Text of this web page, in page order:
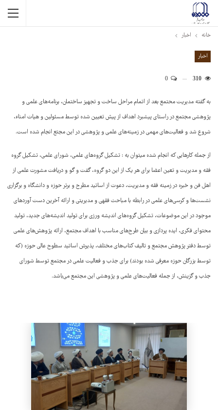
خانه اخبار
اخبار
310
به گفته مدیریت محتمع بعد از اتمام مراحل ساخت و تجهیز ساختمان، برنامه‌های علمی و
پژوهشی مجتمع در راستای پیشبرد اهداف از پیش تعیین شده توسط مسئولین و هیات امناء،
شروع شد و فعالیت‌های مهمی در زمینه‌های علمی و پژوهشی در این مجتع انجام شده است.
از جمله کارهایی که انجام شده میتوان به : تشکیل گروه‌های علمی، شورای علمی، تشکیل گروه
فقه و مدیریت و تعین اعضا برای هر یک از این دو گروه، گفت و گو و دریافت مشورت علمی از
اهل فن و خبره در زمینه فقه و مدیریت، دعوت از اساتید مطرح و برتر حوزه و دانشگاه و برگزاری
نشست‌ها و کرسی‌های علمی در رابطه با مباحث فقهی و مدیریتی و ارائه آخرین دست آوردهای
موجود در این موضوعات، تشکیل گروه‌های اندیشه ورزی برای تولید اندیشه‌های جدید، تولید
محتوای فکری، ایده پردازی و بیان طرح‌های مناسب با اهداف مجتمع، ارائه پژوهش‌های علمی
توسط دفتر پژوهش مجتمع و تالیف کتاب‌های مختلف، پذیرش اساتید سطوح عالی حوزه (که
توسط بزرگان حوزه معرفی شده بودند) برای جذب و فعالیت علمی در مجتمع توسط شورای
جذب و گزینش، از جمله فعالیت‌های علمی و پژوهشی این مجتمع می‌باشد.